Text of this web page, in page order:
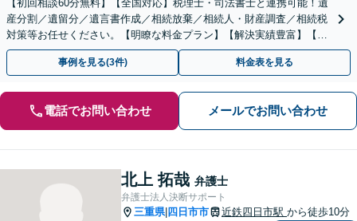
【初回相談60分無料】【全国対応】税理士・司法書士と連携可能！遺
産分割／遺留分／遺言書作成／相続放棄／相続人・財産調査／相続税
対策等お任せください。【明瞭な料金プラン】【解決実績豊富】【電
話相談可】
事例を見る(3件) 料金表を見る
電話でお問い合わせ メールでお問い合わせ
北上 拓哉 弁護士
弁護士法人決断サポート
三重県| 四日市市 近鉄四日市駅 から徒歩10分